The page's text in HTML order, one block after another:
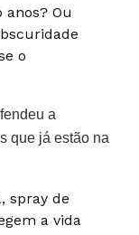
Ou
o
a
que já estão na
spray de
a vida